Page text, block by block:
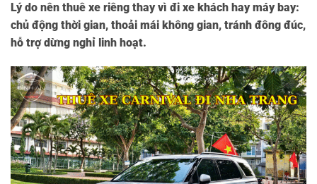
Lý do nên thuê xe riêng thay vì đi xe khách hay máy bay:
chủ động thời gian, thoải mái không gian, tránh đông đúc,
hỗ trợ dừng nghỉ linh hoạt.